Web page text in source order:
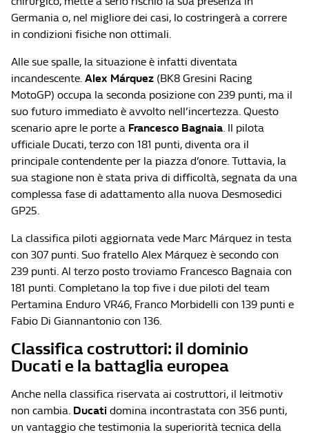
Germania o, nel migliore dei casi, lo costringerà a correre
in condizioni fisiche non ottimali.
Alle sue spalle, la situazione è infatti diventata
incandescente. Alex Márquez (BK8 Gresini Racing
MotoGP) occupa la seconda posizione con 239 punti, ma il
suo futuro immediato è avvolto nell’incertezza. Questo
scenario apre le porte a Francesco Bagnaia. Il pilota
ufficiale Ducati, terzo con 181 punti, diventa ora il
principale contendente per la piazza d’onore. Tuttavia, la
sua stagione non è stata priva di difficoltà, segnata da una
complessa fase di adattamento alla nuova Desmosedici
GP25.
La classifica piloti aggiornata vede Marc Márquez in testa
con 307 punti. Suo fratello Alex Márquez è secondo con
239 punti. Al terzo posto troviamo Francesco Bagnaia con
181 punti. Completano la top five i due piloti del team
Pertamina Enduro VR46, Franco Morbidelli con 139 punti e
Fabio Di Giannantonio con 136.
Classifica costruttori: il dominio
Ducati e la battaglia europea
Anche nella classifica riservata ai costruttori, il leitmotiv
non cambia. Ducati domina incontrastata con 356 punti,
un vantaggio che testimonia la superiorità tecnica della